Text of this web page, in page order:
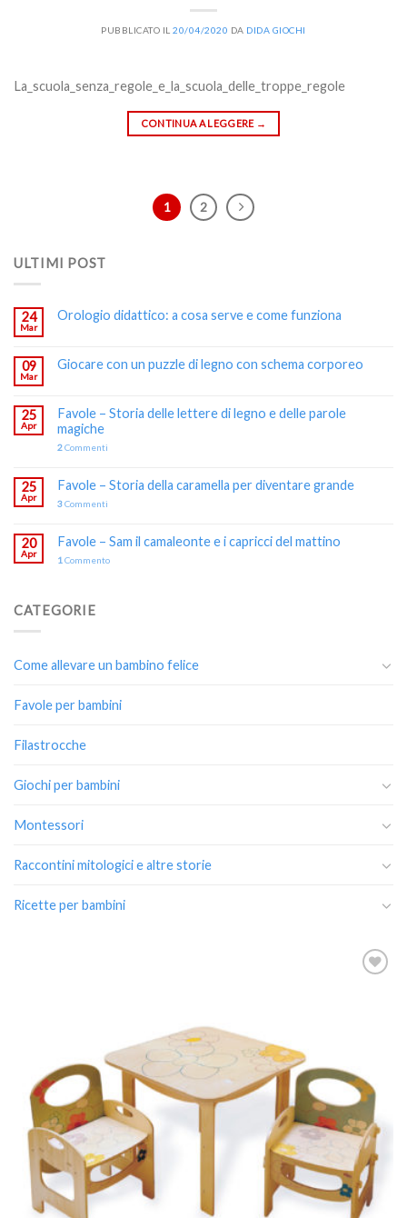
PUBBLICATO IL20/04/2020 DA DIDA GIOCHI
La_scuola_senza_regole_e_la_scuola_delle_troppe_regole
CONTINUA A LEGGERE →
1 2
ULTIMI POST
24
Mar
Orologio didattico: a cosa serve e come funziona
09
Mar
Giocare con un puzzle di legno con schema corporeo
25
Apr
Favole – Storia delle lettere di legno e delle parole
magiche
2Commenti
25
Apr
Favole – Storia della caramella per diventare grande
3Commenti
20
Apr
Favole – Sam il camaleonte e i capricci del mattino
1 Commento
CATEGORIE
Come allevare un bambino felice
Favole per bambini
Filastrocche
Giochi per bambini
Montessori
Raccontini mitologici e altre storie
Ricette per bambini